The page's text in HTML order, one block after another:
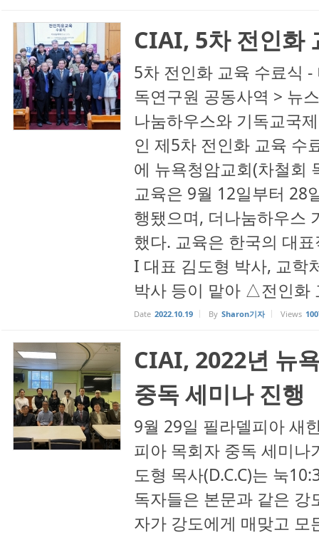
CIAI, 5차 전인화
5차 전인화 교육 수료식
독연구원 공동사역 > 뉴
나눔하우스와 기독교국
인 제5차 전인화 교육 수
에 뉴욕청암교회(차철회
교육은 9월 12일부터 28
행됐으며, 더나눔하우스
했다. 교육은 한국의 대
I 대표 김도형 박사, 교학
박사 등이 맡아 △전인화
Date 2022.10.19 By Sharon기자 Views
CIAI, 2022년 뉴
중독 세미나 진행
9월 29일 필라델피아 새
피아 목회자 중독 세미나
도형 목사(D.C.C)는 눅
독자들은 본문과 같은
자가 강도에게 매맞고 모